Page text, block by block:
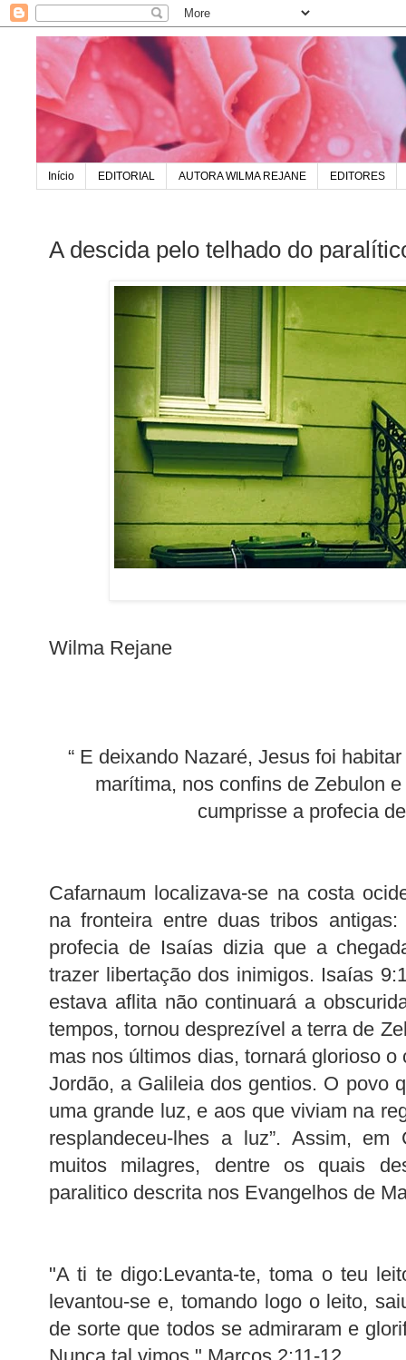
Início EDITORIAL AUTORA WILMA REJANE EDITORES
A descida pelo telhado do
Wilma Rejane
“ E deixando Nazaré, Jesus foi
marítima, nos confins de Zebulon
cumprisse a profecia
Cafarnaum localizava-se na costa
na fronteira entre duas tribos
profecia de Isaías dizia que a
trazer libertação dos inimigos. Isaías
estava aflita não continuará a
tempos, tornou desprezível a terra de
mas nos últimos dias, tornará glorioso o
Jordão, a Galileia dos gentios. O povo
uma grande luz, e aos que viviam na
resplandeceu-lhes a luz”. Assim, em
muitos milagres, dentre os quais
paralitico descrita nos Evangelhos de
"A ti te digo:Levanta-te, toma o teu
levantou-se e, tomando logo o leito,
de sorte que todos se admiraram e